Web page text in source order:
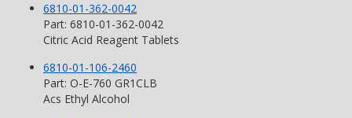
6810-01-362-0042
Part: 6810-01-362-0042
Citric Acid Reagent Tablets
6810-01-106-2460
Part: O-E-760 GR1CLB
Acs Ethyl Alcohol